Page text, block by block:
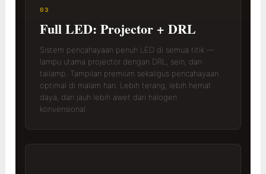
03
Full LED: Projector + DRL
Sistem pencahayaan penuh LED di semua titik —
lampu utama projector dengan DRL, sein, dan
tailamp. Tampilan premium sekaligus pencahayaan
optimal di malam hari. Lebih terang, lebih hemat
daya, dan jauh lebih awet dari halogen
konvensional.